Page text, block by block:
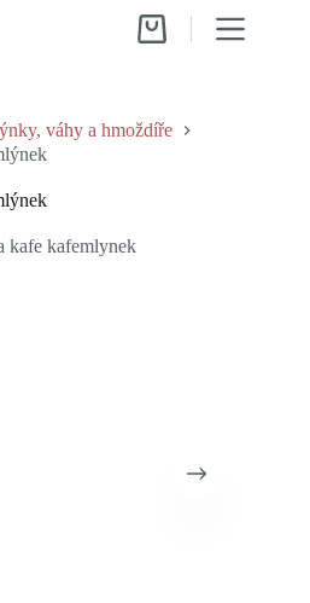
Shopping
váhy a hmoždíře